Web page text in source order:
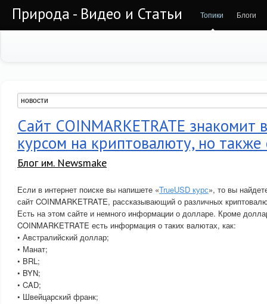
Природа - Видео и Статьи Топики Блоги
Сайт COINMARKETRATE знакомит
курсом на криптовалюту, но
Блог им. Newsmake
Если в интернет поиске вы напишете «TrueUSD курс», то вы
сайт COINMARKETRATE, рассказывающий о различных
Есть на этом сайте и немного информации о долларе. Кроме
COINMARKETRATE есть информация о таких валютах, как:
• Австралийский доллар;
• Манат;
• BRL;
• BYN;
• CAD;
• Швейцарский франк;